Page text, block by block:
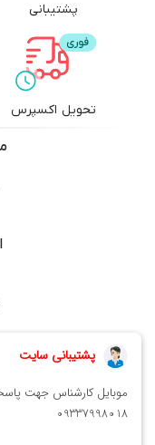
پشتیبانی
تحویل اکسپرس